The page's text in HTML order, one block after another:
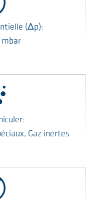
(Δp):
mbar
Gaz inertes